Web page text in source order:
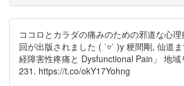
ココロとカラダの痛みのための邪道な心
回が出版されました ( ˙▿˙ )y 粳間剛, 仙道
経障害性疼痛と Dysfunctional Pain」 地
231. https://t.co/okY17Yohng